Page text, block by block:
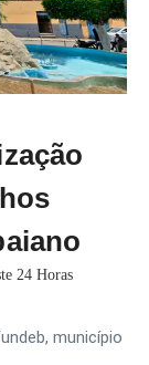
24 Horas
município